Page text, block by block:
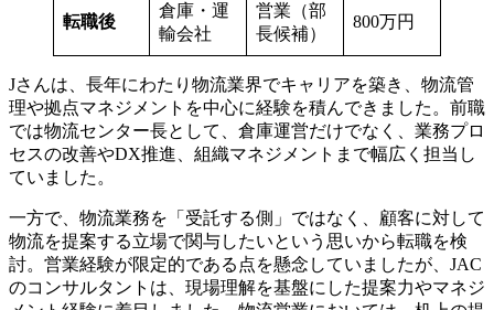
転職後
倉庫・運
輸会社
営業（部
長候補）
800万円
Jさんは、長年にわたり物流業界でキャリアを築き、物流管
理や拠点マネジメントを中心に経験を積んできました。前職
では物流センター長として、倉庫運営だけでなく、業務プロ
セスの改善やDX推進、組織マネジメントまで幅広く担当し
ていました。
一方で、物流業務を「受託する側」ではなく、顧客に対して
物流を提案する立場で関与したいという思いから転職を検
討。営業経験が限定的である点を懸念していましたが、JAC
のコンサルタントは、現場理解を基盤にした提案力やマネジ